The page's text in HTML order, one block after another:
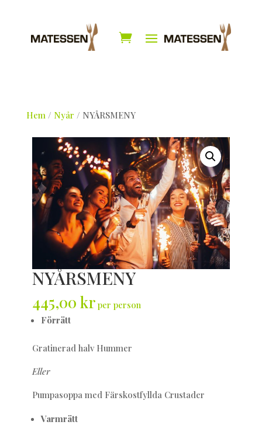
Hem/ Nyår / NYÅRSMENY
NYÅRSMENY
445,00 krper person
Förrätt
Gratinerad halv Hummer
Eller
Pumpasoppa med Färskostfyllda Crustader
Varmrätt